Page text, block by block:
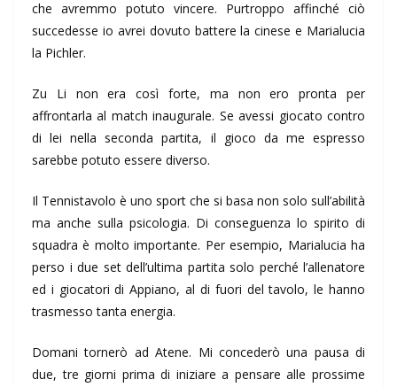
che avremmo potuto vincere. Purtroppo affinché ciò
succedesse io avrei dovuto battere la cinese e Marialucia
la Pichler.
Zu Li non era così forte, ma non ero pronta per
affrontarla al match inaugurale. Se avessi giocato contro
di lei nella seconda partita, il gioco da me espresso
sarebbe potuto essere diverso.
Il Tennistavolo è uno sport che si basa non solo sull’abilità
ma anche sulla psicologia. Di conseguenza lo spirito di
squadra è molto importante. Per esempio, Marialucia ha
perso i due set dell’ultima partita solo perché l’allenatore
ed i giocatori di Appiano, al di fuori del tavolo, le hanno
trasmesso tanta energia.
Domani tornerò ad Atene. Mi concederò una pausa di
due, tre giorni prima di iniziare a pensare alle prossime